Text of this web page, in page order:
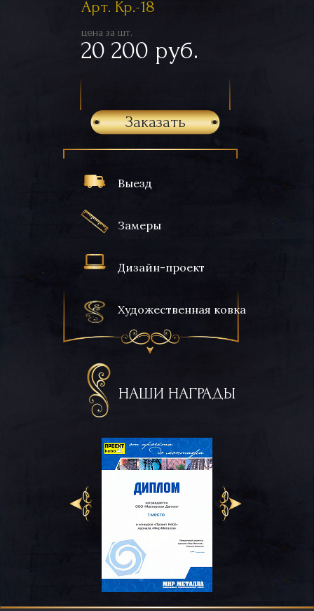
Выезд
Замеры
Дизайн-проект
Художественная ковка
НАШИ НАГРАДЫ
Арт. Кр.-18
цена за шт.
20 200 руб.
Заказать